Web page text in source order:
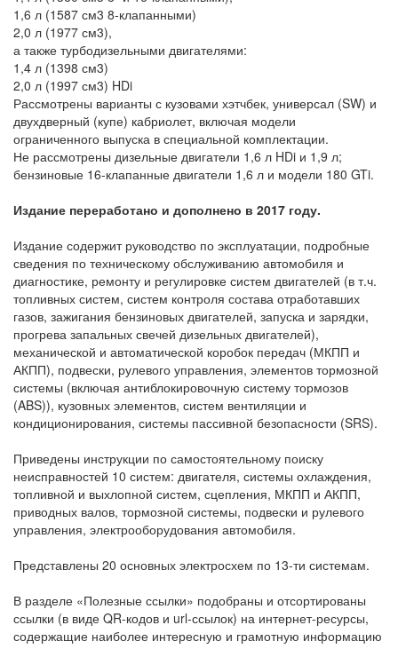
1,6 л (1587 см3 8-клапанными)
2,0 л (1977 см3),
а также турбодизельными двигателями:
1,4 л (1398 см3)
2,0 л (1997 см3) HDi
Рассмотрены варианты с кузовами хэтчбек, универсал (SW) и
двухдверный (купе) кабриолет, включая модели
ограниченного выпуска в специальной комплектации.
Не рассмотрены дизельные двигатели 1,6 л HDi и 1,9 л;
бензиновые 16-клапанные двигатели 1,6 л и модели 180 GTi.
Издание переработано и дополнено в 2017 году.
Издание содержит руководство по эксплуатации, подробные
сведения по техническому обслуживанию автомобиля и
диагностике, ремонту и регулировке систем двигателей (в т.ч.
топливных систем, систем контроля состава отработавших
газов, зажигания бензиновых двигателей, запуска и зарядки,
прогрева запальных свечей дизельных двигателей),
механической и автоматической коробок передач (МКПП и
АКПП), подвески, рулевого управления, элементов тормозной
системы (включая антиблокировочную систему тормозов
(ABS)), кузовных элементов, систем вентиляции и
кондиционирования, системы пассивной безопасности (SRS).
Приведены инструкции по самостоятельному поиску
неисправностей 10 систем: двигателя, системы охлаждения,
топливной и выхлопной систем, сцепления, МКПП и АКПП,
приводных валов, тормозной системы, подвески и рулевого
управления, электрооборудования автомобиля.
Представлены 20 основных электросхем по 13-ти системам.
В разделе «Полезные ссылки» подобраны и отсортированы
ссылки (в виде QR-кодов и url-ссылок) на интернет-ресурсы,
содержащие наиболее интересную и грамотную информацию